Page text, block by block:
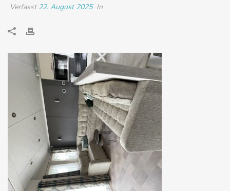
Verfasst 22. August 2025 In